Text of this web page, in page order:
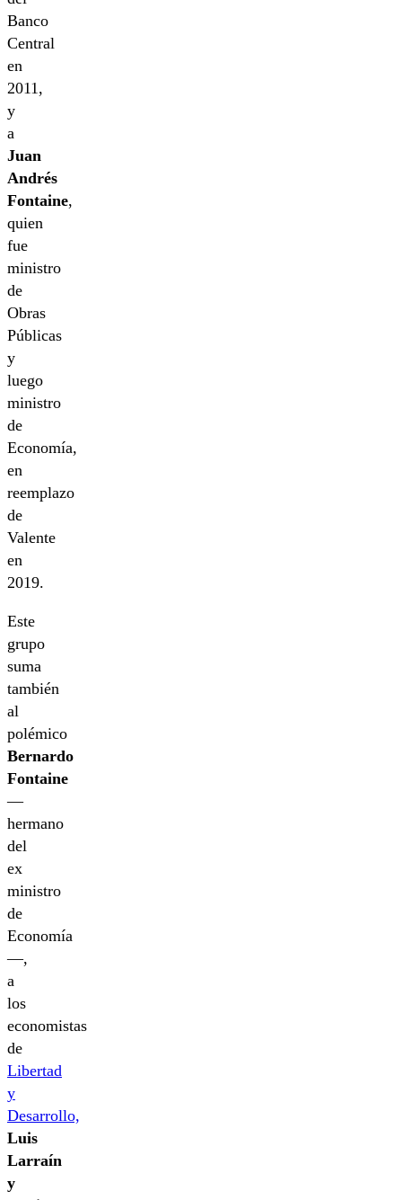
Banco
Central
en
2011,
y
a
Juan
Andrés
Fontaine,
quien
fue
ministro
de
Obras
Públicas
y
luego
ministro
de
Economía,
en
reemplazo
de
Valente
en
2019.
Este
grupo
suma
también
al
polémico
Bernardo
Fontaine
—
hermano
del
ex
ministro
de
Economía
—,
a
los
economistas
de
Libertad
y
Desarrollo,
Luis
Larraín
y